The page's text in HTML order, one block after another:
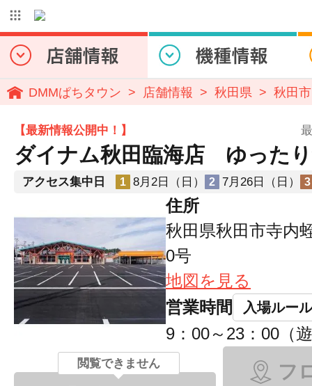
DMMぱちタウン 店舗情報 秋田県 秋田市
【最新情報公開中！】
ダイナム秋田臨海店 ゆった
アクセス集中日 1 8月2日（日） 2 7月26日（日） 3
住所
秋田県秋田市寺内
0号
地図を見る
営業時間
入場ルール
9：00～23：00（
閲覧できません フ